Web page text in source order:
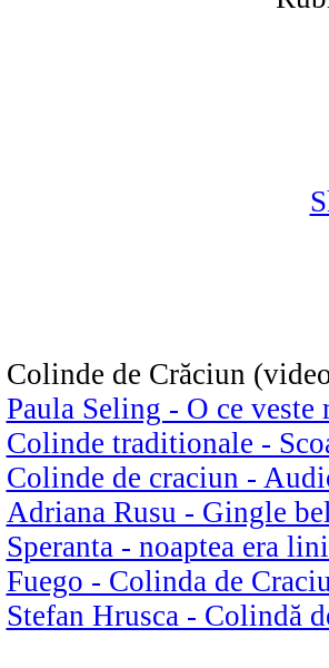
Colinde de Crăciun
Paula Seling - O ce veste
Colinde traditionale -
Colinde de craciun -
Adriana Rusu - Gingle
Speranta - noaptea era
Fuego - Colinda de
Stefan Hrusca - Colindă